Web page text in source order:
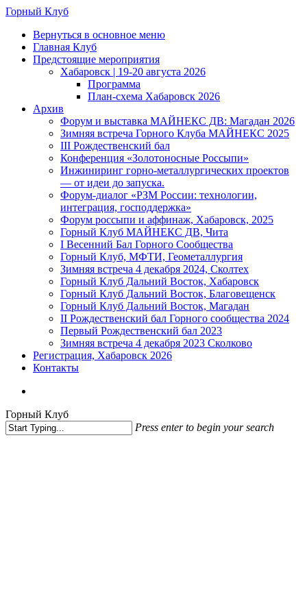
Skip
main
content
Горный Клуб
Menu
Вернуться в основное меню
Главная Клуб
Предстоящие мероприятия
Хабаровск | 19-20 августа 2026
Программа
План-схема Хабаровск 2026
Архив
Форум и выставка МАЙНЕКС ДВ: Магадан 2026
Зимняя встреча Горного Клуба МАЙНЕКС 2025
III Рождественский бал
Конференция «Золотоносные Россыпи»
Инжиниринг горно-металлургических проектов
— от идеи до запуска.
Форум-диалог «РЗМ России: технологии,
интеграция, господдержка»
Форум россыпи и аффинаж, Хабаровск, 2025
Горный Клуб МАЙНЕКС ДВ, Чита
I Весенний Бал Горного Сообщества
Горный Клуб, МФТИ, Геометаллургия
Зимняя встреча 4 декабря 2024, Сколтех
Горный Клуб Дальний Восток, Хабаровск
Горный Клуб Дальний Восток, Благовещенск
Горный Клуб Дальний Восток, Магадан
II Рождественский бал Горного сообщества 2024
Первый Рождественский бал 2023
Зимняя встреча 4 декабря 2023 Сколково
Регистрация, Хабаровск 2026
Контакты
Горный Клуб
Press enter to begin your search